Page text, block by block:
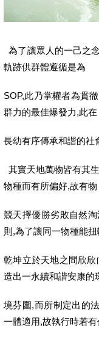
為了讓眾人的一己之
軌跡供群體遵循是為
SOP,此乃掌權者為貫
群力的最佳爆發力,此在
長幼有序傳承和諧的社
其實天地萬物皆有其
物種而有所偏好,故有物
競天擇優勝劣敗自然
則,為了讓同一物種能扭
乾坤立於天地之間欣
造出一永續和諧安康的
境芬圍,而所制定出的
一體適用,故執行時若有